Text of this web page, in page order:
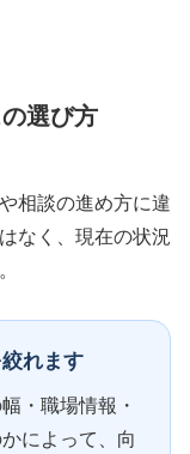
選び方
相談の進め方に違
なく、現在の状況
れます
・職場情報・
によって、向